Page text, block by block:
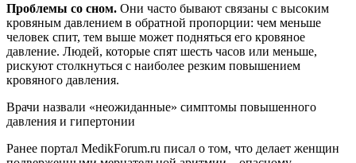
Проблемы со сном. Они часто бывают связаны с высоким
кровяным давлением в обратной пропорции: чем меньше
человек спит, тем выше может подняться его кровяное
давление. Людей, которые спят шесть часов или меньше,
рискуют столкнуться с наиболее резким повышением
кровяного давления.
Врачи назвали «неожиданные» симптомы повышенного
давления и гипертонии
Ранее портал MedikForum.ru писал о том, что делает женщин